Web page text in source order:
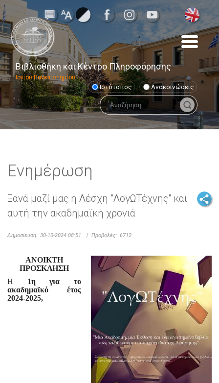
Βιβλιοθήκη και Κέντρο Πληροφόρησης
Ιονίου Πανεπιστημίου
Ιστότοπος Ανακοινώσεις
Ενημέρωση
Ξανά μαζί μας η Λέσχη "ΛογΩΤέχνης" και
αυτή την ακαδημαϊκή χρονιά
Δημοσίευση: 30-10-2024 08:51 | Προβολές: 6712
ΑΝΟΙΚΤΗ
ΠΡΟΣΚΛΗΣΗ
Η 1η για το
ακαδημαϊκό έτος
2024-2025,